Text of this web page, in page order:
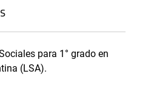
para 1° grado en
(LSA).